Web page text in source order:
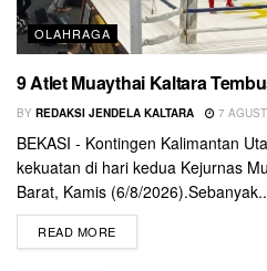
OLAHRAGA
9 Atlet Muaythai Kaltara
BY REDAKSI JENDELA KALTARA 7
BEKASI - Kontingen Kalimantan
kekuatan di hari kedua Kejurnas
Barat, Kamis (6/8/
READ MORE